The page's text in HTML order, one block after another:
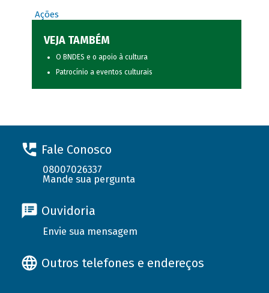
Ações
VEJA TAMBÉM
O BNDES e o apoio à cultura
Patrocínio a eventos culturais
Fale Conosco
08007026337
Mande sua pergunta
Ouvidoria
Envie sua mensagem
Outros telefones e endereços